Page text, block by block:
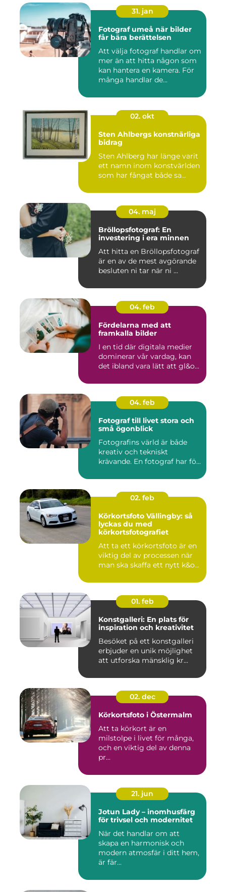
31. jan
Fotograf umeå när bilder
får bära berättelsen
Att välja fotograf handlar om
mer än att hitta någon som
kan hantera en kamera. För
många handlar de...
02. okt
Sten Ahlbergs konstnärliga
bidrag
Sten Ahlberg har länge varit
ett namn inom konstvärlden
som har fångat både sa...
04. maj
Bröllopsfotograf: En
investering i era minnen
Att hitta en Bröllopsfotograf
är en av de mest avgörande
besluten ni tar när ni ...
04. feb
Fördelarna med att
framkalla bilder
I en tid där digitala medier
dominerar vår vardag, kan
det ibland vara lätt att gl&o...
04. feb
Fotograf till livet stora och
små ögonblick
Fotografins värld är både
kreativ och tekniskt
krävande. En fotograf har fö...
02. feb
Körkortsfoto Vällingby: så
lyckas du med
körkortsfotografiet
Att ta ett körkortsfoto är en
viktig del av processen när
man ska skaffa ett nytt k&o...
01. feb
Konstgalleri: En plats för
inspiration och kreativitet
Besöket på ett konstgalleri
erbjuder en unik möjlighet
att utforska mänsklig kr...
02. dec
Körkortsfoto i Östermalm
Att ta körkort är en
milstolpe i livet för många,
och en viktig del av denna
pr...
21. jun
Jotun Lady – inomhusfärg
för trivsel och modernitet
När det handlar om att
skapa en harmonisk och
modern atmosfär i ditt hem,
är fär...